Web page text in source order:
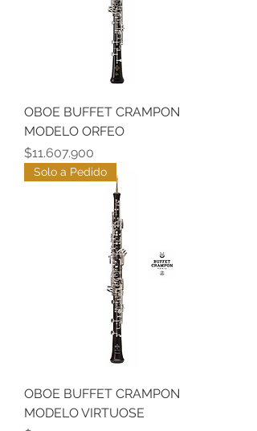
OBOE BUFFET CRAMPON
MODELO ORFEO
Precio
$11.607.900
Solo a Pedido
OBOE BUFFET CRAMPON
MODELO VIRTUOSE